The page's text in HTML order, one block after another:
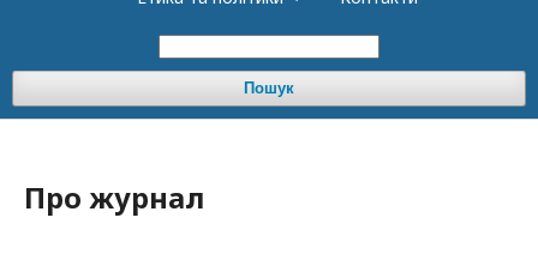
Пошук
Про журнал